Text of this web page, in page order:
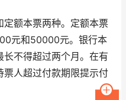
额本票两种。定额本票
元和50000元。银行本
不得超过两个月。在有
人超过付款期限提示付